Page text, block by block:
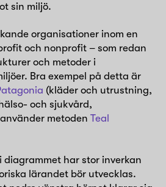
sin miljö.
organisationer inom en
och nonprofit – som redan
och metoder i
Bra exempel på detta är
(kläder och utrustning,
och sjukvård,
metodenTeal
diagrammet har stor inverkan
lärandet bör utvecklas.